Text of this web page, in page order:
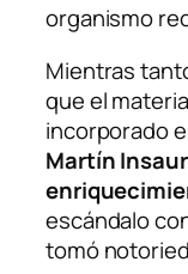
organismo
Mientras
que el
incorporado
Martín
escándalo
tomó